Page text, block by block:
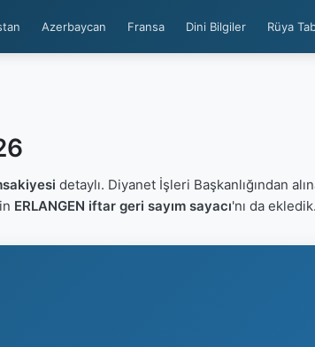
Azerbaycan Fransa Dini Bilgiler Rüya
detaylı. Diyanet İşleri Başkanlığından
ERLANGEN iftar geri sayım sayacı'nı da ekledik.